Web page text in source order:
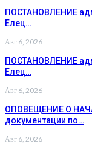
ПОСТАНОВЛЕНИЕ
Елец…
Авг 6, 2026
ПОСТАНОВЛЕНИЕ
Елец…
Авг 6, 2026
ОПОВЕЩЕНИЕ О
документации по…
Авг 6, 2026